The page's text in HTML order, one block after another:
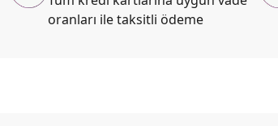
oranları ile taksitli ödeme